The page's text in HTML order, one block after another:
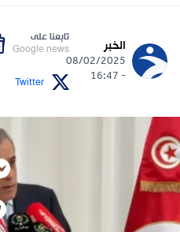
الخبر
08/02/2025
- 16:47
تابعنا على
Google news
Twitter